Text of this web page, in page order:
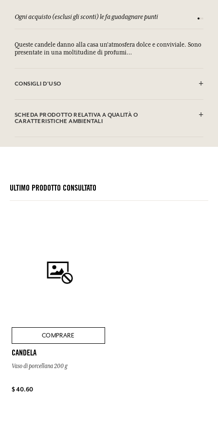
Ogni acquisto (esclusi gli sconti) le fa guadagnare punti
Queste candele danno alla casa un'atmosfera dolce e conviviale. Sono
presentate in una moltitudine di profumi…
CONSIGLI D'USO
SCHEDA PRODOTTO RELATIVA A QUALITÀ O
CARATTERISTICHE AMBIENTALI
ULTIMO PRODOTTO CONSULTATO
COMPRARE
CANDELA
Vaso di porcellana 200 g
$ 40.60